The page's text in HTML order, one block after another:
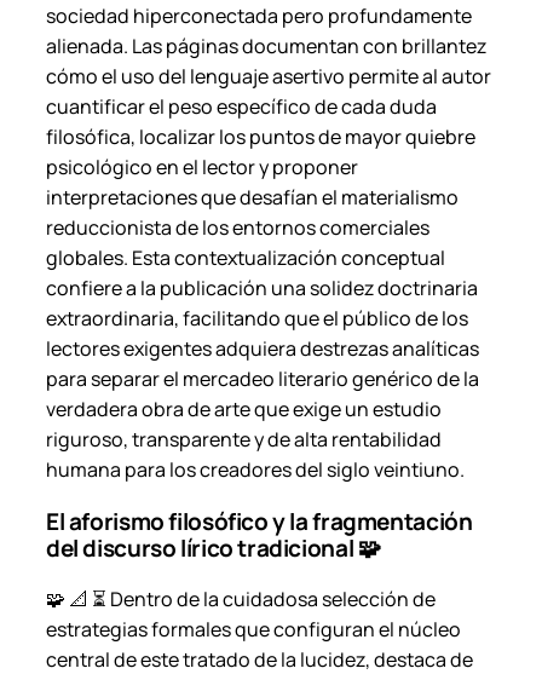
sociedad hiperconectada pero profundamente
alienada. Las páginas documentan con brillantez
cómo el uso del lenguaje asertivo permite al autor
cuantificar el peso específico de cada duda
filosófica, localizar los puntos de mayor quiebre
psicológico en el lector y proponer
interpretaciones que desafían el materialismo
reduccionista de los entornos comerciales
globales. Esta contextualización conceptual
confiere a la publicación una solidez doctrinaria
extraordinaria, facilitando que el público de los
lectores exigentes adquiera destrezas analíticas
para separar el mercadeo literario genérico de la
verdadera obra de arte que exige un estudio
riguroso, transparente y de alta rentabilidad
humana para los creadores del siglo veintiuno.
El aforismo filosófico y la fragmentación
del discurso lírico tradicional 🧩
🧩 📐 ⏳ Dentro de la cuidadosa selección de
estrategias formales que configuran el núcleo
central de este tratado de la lucidez, destaca de